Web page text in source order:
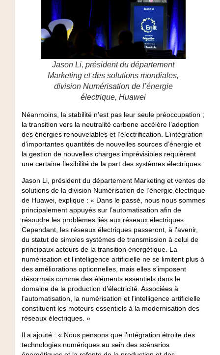
Jason Li, président du département
Marketing et des solutions mondiales,
division Numérisation de l’énergie
électrique, Huawei
Néanmoins, la stabilité n’est pas leur seule préoccupation ;
la transition vers la neutralité carbone accélère l’adoption
des énergies renouvelables et l’électrification. L’intégration
d’importantes quantités de nouvelles sources d’énergie et
la gestion de nouvelles charges imprévisibles requièrent
une certaine flexibilité de la part des systèmes électriques.
Jason Li, président du département Marketing et ventes de
solutions de la division Numérisation de l’énergie électrique
de Huawei, explique : « Dans le passé, nous nous sommes
principalement appuyés sur l’automatisation afin de
résoudre les problèmes liés aux réseaux électriques.
Cependant, les réseaux électriques passeront, à l’avenir,
du statut de simples systèmes de transmission à celui de
principaux acteurs de la transition énergétique. La
numérisation et l’intelligence artificielle ne se limitent plus à
des améliorations optionnelles, mais elles s’imposent
désormais comme des éléments essentiels dans le
domaine de la production d’électricité. Associées à
l’automatisation, la numérisation et l’intelligence artificielle
constituent les moteurs essentiels à la modernisation des
réseaux électriques. »
Il a ajouté : « Nous pensons que l’intégration étroite des
technologies numériques au sein des scénarios